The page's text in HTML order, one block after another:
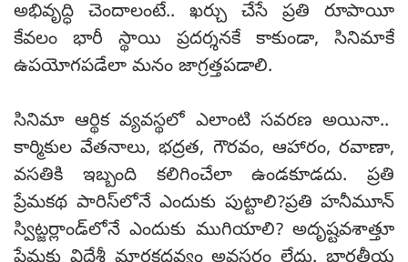
అభివృద్ధి చెందాలంటే.. ఖర్చు చేసే ప్రతి రూపాయీ
కేవలం భారీ స్థాయి ప్రదర్శనకే కాకుండా, సినిమాకే
ఉపయోగపడేలా మనం జాగ్రత్తపడాలి.
సినిమా ఆర్థిక వ్యవస్థలో ఎలాంటి సవరణ అయినా..
కార్మికుల వేతనాలు, భద్రత, గౌరవం, ఆహారం, రవాణా,
వసతికి ఇబ్బంది కలిగించేలా ఉండకూడదు. ప్రతి
ప్రేమకథ పారిస్‌లోనే ఎందుకు పుట్టాలి?ప్రతి హనీమూన్
స్విట్జర్లాండ్‌లోనే ఎందుకు ముగియాలి? అదృష్టవశాత్తూ